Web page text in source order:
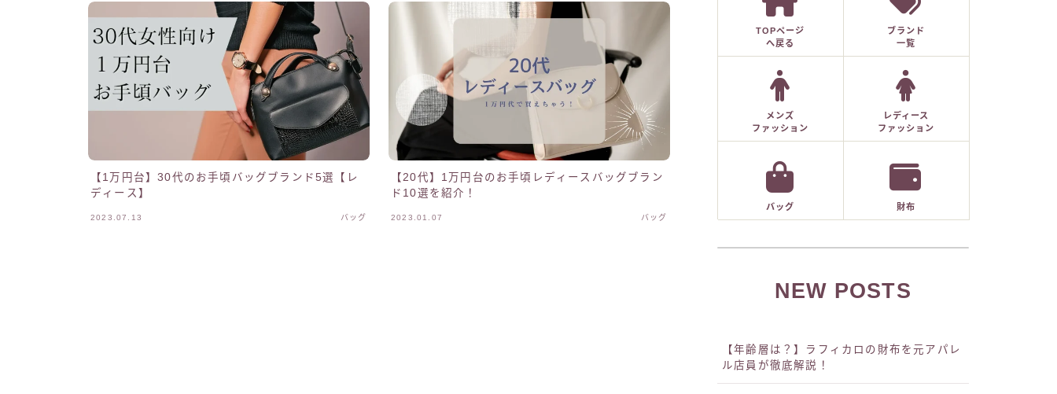
【1万円台】30代のお手頃バッグブランド5選【レ
ディース】
2023.07.13 バッグ
【20代】1万円台のお手頃レディースバッグブラン
ド10選を紹介！
2023.01.07 バッグ
TOPページ
へ戻る
ブランド
一覧
メンズ
ファッション
レディース
ファッション
バッグ 財布
NEW POSTS
【年齢層は？】ラフィカロの財布を元アパレ
ル店員が徹底解説！